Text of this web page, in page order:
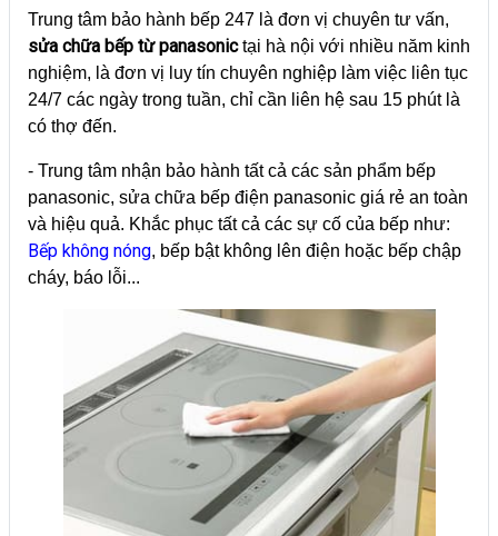
Trung tâm bảo hành bếp 247 là đơn vị chuyên tư vấn,
sửa chữa bếp từ panasonictại hà nội với nhiều năm kinh
nghiệm, là đơn vị luy tín chuyên nghiệp làm việc liên tục
24/7 các ngày trong tuần, chỉ cần liên hệ sau 15 phút là
có thợ đến.
- Trung tâm nhận bảo hành tất cả các sản phẩm bếp
panasonic, sửa chữa bếp điện panasonic giá rẻ an toàn
và hiệu quả. Khắc phục tất cả các sự cố của bếp như:
Bếp không nóng, bếp bật không lên điện hoặc bếp chập
cháy, báo lỗi...